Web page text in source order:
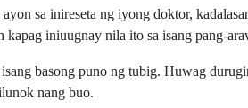
sa inireseta ng iyong doktor,
kapag iniuugnay nila ito sa isang pang-
basong puno ng tubig. Huwag
nang buo.